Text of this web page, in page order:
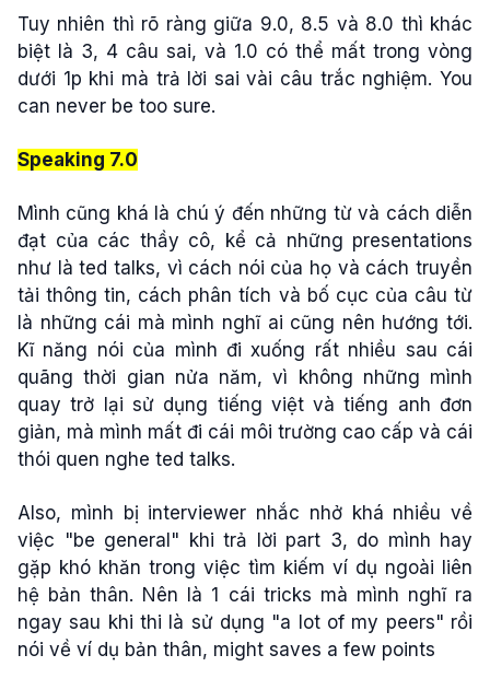
Tuy nhiên thì rõ ràng giữa 9.0, 8.5 và 8.0 thì khác
biệt là 3, 4 câu sai, và 1.0 có thể mất trong vòng
dưới 1p khi mà trả lời sai vài câu trắc nghiệm. You
can never be too sure.
Speaking 7.0
Mình cũng khá là chú ý đến những từ và cách diễn
đạt của các thầy cô, kể cả những presentations
như là ted talks, vì cách nói của họ và cách truyền
tải thông tin, cách phân tích và bố cục của câu từ
là những cái mà mình nghĩ ai cũng nên hướng tới.
Kĩ năng nói của mình đi xuống rất nhiều sau cái
quãng thời gian nửa năm, vì không những mình
quay trở lại sử dụng tiếng việt và tiếng anh đơn
giản, mà mình mất đi cái môi trường cao cấp và cái
thói quen nghe ted talks.
Also, mình bị interviewer nhắc nhở khá nhiều về
việc "be general" khi trả lời part 3, do mình hay
gặp khó khăn trong việc tìm kiếm ví dụ ngoài liên
hệ bản thân. Nên là 1 cái tricks mà mình nghĩ ra
ngay sau khi thi là sử dụng "a lot of my peers" rồi
nói về ví dụ bản thân, might saves a few points